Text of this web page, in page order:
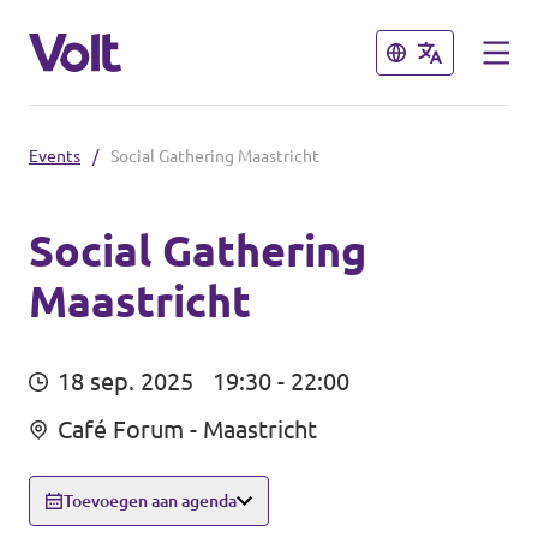
Sluiten
Steden
Volt Maastricht
Sluiten
Standpunten
Mensen
Nieuws
Events / Social Gathering Maastricht
Social Gathering
Maastricht
18 sep. 2025
19:30 - 22:00
Café Forum - Maastricht
Toevoegen aan agenda